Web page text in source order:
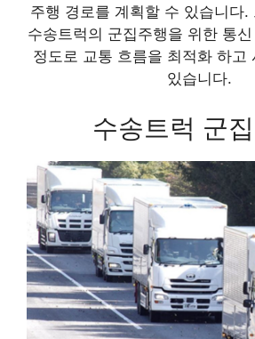
주행 경로를 계획할 수 있습니다.
수송트럭의 군집주행을 위한 통
정도로 교통 흐름을 최적화 하고
있습니다.
수송트럭 군